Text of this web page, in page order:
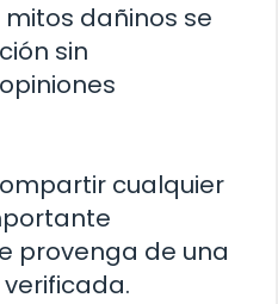
mitos dañinos se
sin
cualquier
provenga de una